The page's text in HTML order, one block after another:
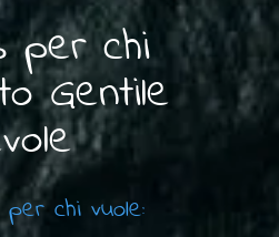
per chi
Gentile
chi vuole: